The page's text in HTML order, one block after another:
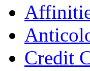
Credit